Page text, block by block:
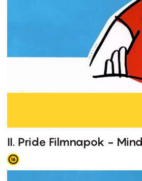
II. Pride Filmnapok -